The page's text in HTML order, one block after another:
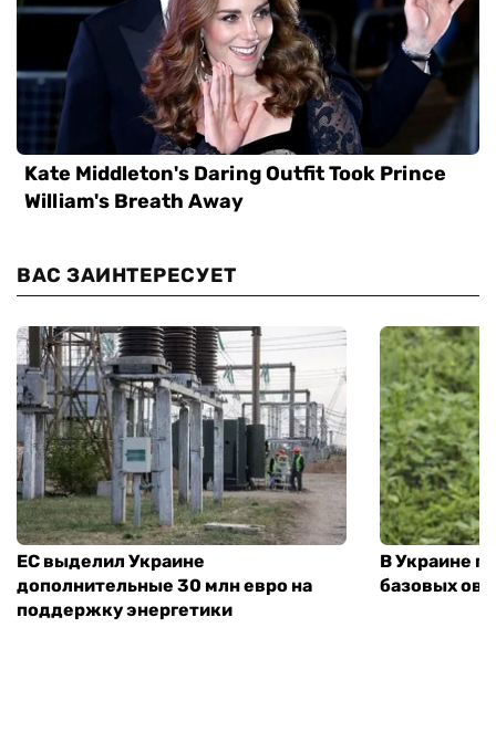
ВАС ЗАИНТЕРЕСУЕТ
ЕС выделил Украине
дополнительные 30 млн евро на
поддержку энергетики
В Украине
базовых